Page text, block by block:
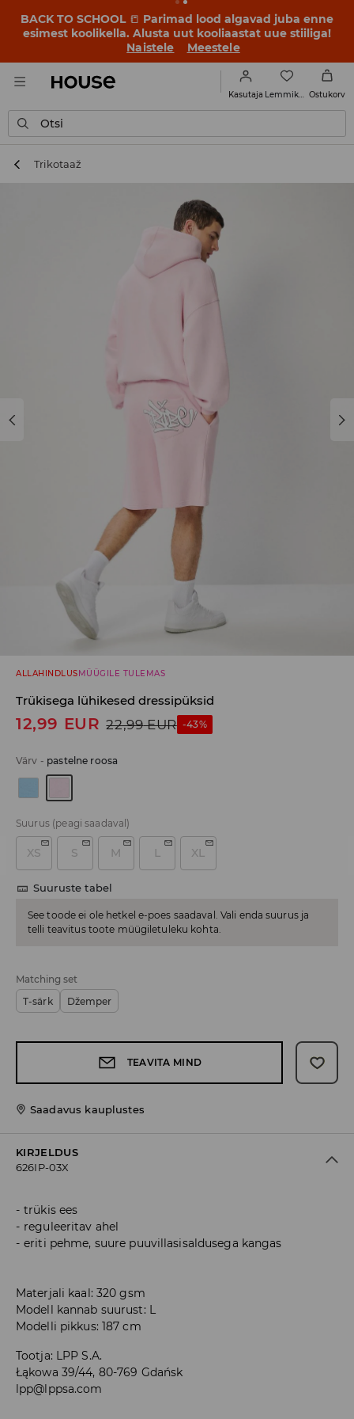
BACK TO SCHOOL 📒 Parimad lood algavad juba enne
esimest koolikella. Alusta uut kooliaastat uue stiiliga!
Naistele
Meestele
Kasutaja Ostukorv
Otsi
Trikotaaž
ALLAHINDLUS MÜÜGILE TULEMAS
Trükisega lühikesed dressipüksid
12,99 EUR 22,99 EUR -43%
Värv - pastelne roosa
Suurus (peagi saadaval)
XS S M L XL
Suuruste tabel
See toode ei ole hetkel e-poes saadaval. Vali enda suurus ja
telli teavitus toote müügiletuleku kohta.
Matching set
T-särk
Džemper
TEAVITA MIND
Saadavus kauplustes
KIRJELDUS
626IP-03X
trükis ees
reguleeritav ahel
eriti pehme, suure puuvillasisaldusega kangas
Materjali kaal: 320 gsm
Modell kannab suurust: L
Modelli pikkus: 187 cm
Tootja: LPP S.A.
Łąkowa 39/44, 80-769 Gdańsk
lpp@lppsa.com